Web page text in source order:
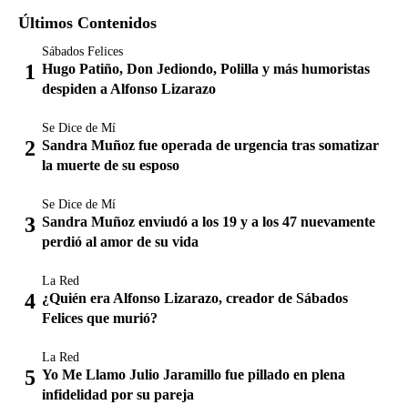
Últimos Contenidos
Sábados Felices
Hugo Patiño, Don Jediondo, Polilla y más humoristas
despiden a Alfonso Lizarazo
Se Dice de Mí
Sandra Muñoz fue operada de urgencia tras somatizar
la muerte de su esposo
Se Dice de Mí
Sandra Muñoz enviudó a los 19 y a los 47 nuevamente
perdió al amor de su vida
La Red
¿Quién era Alfonso Lizarazo, creador de Sábados
Felices que murió?
La Red
Yo Me Llamo Julio Jaramillo fue pillado en plena
infidelidad por su pareja